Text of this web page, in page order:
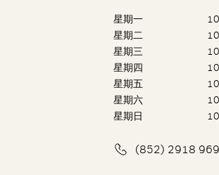
星期一
星期二
星期三
星期四
星期五
星期六
星期日
(852) 2918